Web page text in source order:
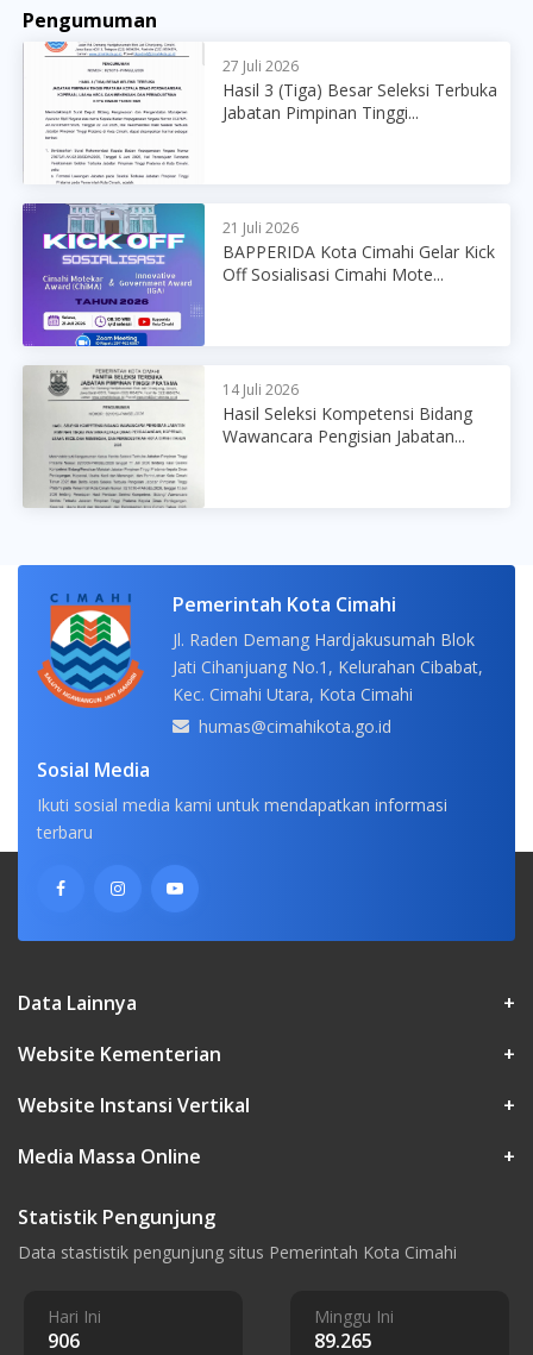
Pengumuman
27 Juli 2026
Hasil 3 (Tiga) Besar Seleksi Terbuka
Jabatan Pimpinan Tinggi...
21 Juli 2026
BAPPERIDA Kota Cimahi Gelar Kick
Off Sosialisasi Cimahi Mote...
14 Juli 2026
Hasil Seleksi Kompetensi Bidang
Wawancara Pengisian Jabatan...
Pemerintah Kota Cimahi
Jl. Raden Demang Hardjakusumah Blok
Jati Cihanjuang No.1, Kelurahan Cibabat,
Kec. Cimahi Utara, Kota Cimahi
humas@cimahikota.go.id
Sosial Media
Ikuti sosial media kami untuk mendapatkan informasi
terbaru
Data Lainnya
+
Website Kementerian
+
Website Instansi Vertikal
+
Media Massa Online
+
Statistik Pengunjung
Data stastistik pengunjung situs Pemerintah Kota Cimahi
Hari Ini
906
Minggu Ini
89.265